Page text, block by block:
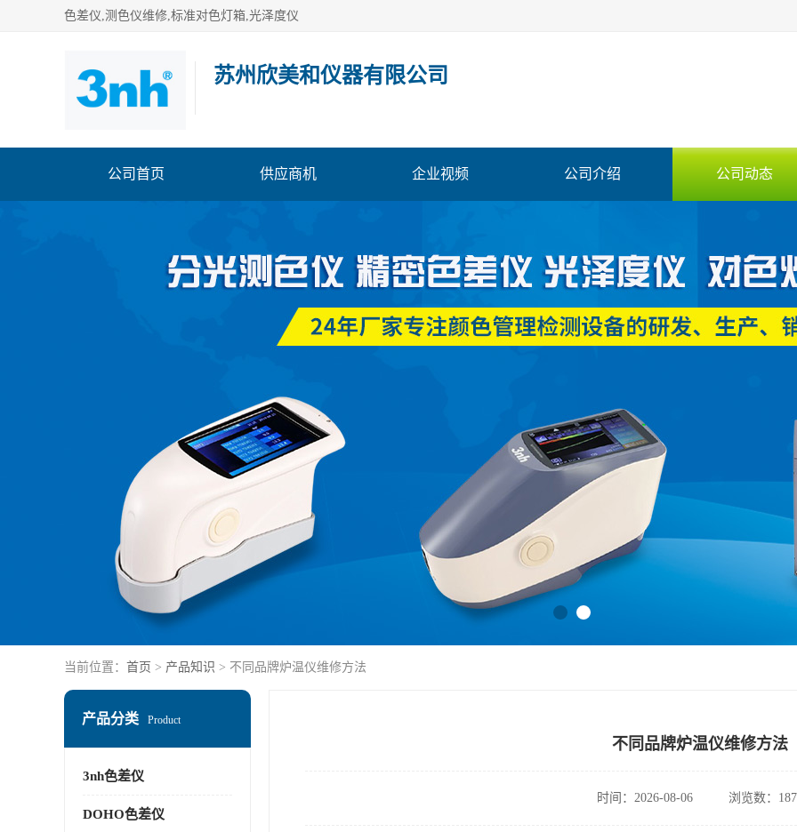
色差仪,测色仪维修,标准对色灯箱,光泽度仪
苏州欣美和仪器有限公司
公司首页 供应商机 企业视频 公司介绍 公司动态
当前位置： 首页 > 产品知识 > 不同品牌炉温仪维修方法
产品分类 Product
3nh色差仪
DOHO色差仪
不同品牌炉温仪维修方法
时间：2026-08-06 浏览数：